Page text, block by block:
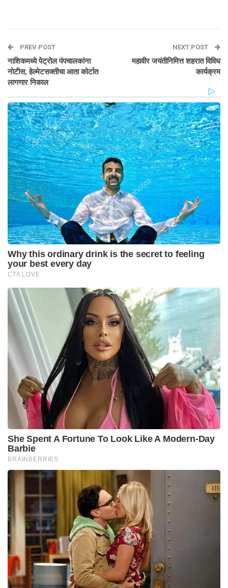
PREV POST
नाशिकमध्ये पेट्रोल पंपचालकांना
नोटीस; हेल्मेटसक्तीचा आता कोर्टात
लागणार निकाल
NEXT POST
महावीर जयंतीनिमित्त शहरात विविध
कार्यक्रम